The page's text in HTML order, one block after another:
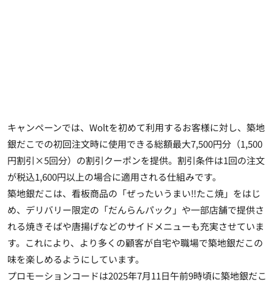
キャンペーンでは、Woltを初めて利用するお客様に対し、築地
銀だこでの初回注文時に使用できる総額最大7,500円分（1,500
円割引×5回分）の割引クーポンを提供。割引条件は1回の注文
が税込1,600円以上の場合に適用される仕組みです。
築地銀だこは、看板商品の「ぜったいうまい‼たこ焼」をはじ
め、デリバリー限定の「だんらんパック」や一部店舗で提供さ
れる焼きそばや唐揚げなどのサイドメニューも充実させていま
す。これにより、より多くの顧客が自宅や職場で築地銀だこの
味を楽しめるようにしています。
プロモーションコードは2025年7月11日午前9時頃に築地銀だこ